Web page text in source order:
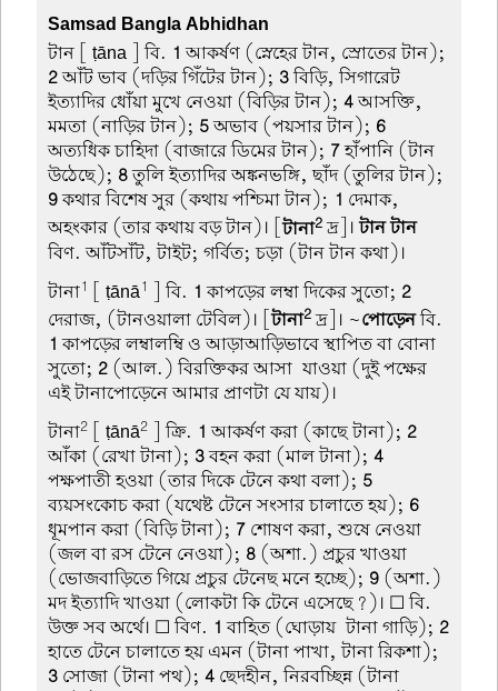
Samsad Bangla Abhidhan
টান [ ṭāna ] বি. 1 আকর্ষণ (স্নেহের টান, স্রোতের টান);
2আঁট ভাব (দড়ির গিঁটের টান); 3বিড়ি, সিগারেট
ইত্যাদির ধোঁয়া মুখে নেওয়া (বিড়ির টান);4আসক্তি,
মমতা (নাড়ির টান); 5অভাব (পয়সার টান); 6
অত্যধিক চাহিদা (বাজারে ডিমের টান); 7হাঁপানি (টান
উঠেছে); 8তুলি ইত্যাদির অঙ্কনভঙ্গি, ছাঁদ (তুলির টান);
9কথার বিশেষ সুর (কথায় পশ্চিমা টান); 1 দেমাক,
অহংকার (তার কথায় বড় টান)। [টানা2দ্র]।টান টান
বিণ. আঁটসাঁট, টাইট; গর্বিত; চড়া (টান টান কথা)।
টানা1 [ ṭānā1 ] বি. 1 কাপড়ের লম্বা দিকের সুতো; 2
দেরাজ, (টানওয়ালা টেবিল)। [টানা2দ্র]। ~পোড়েনবি.
1 কাপড়ের লম্বালম্বি ও আড়াআড়িভাবে স্থাপিত বা বোনা
সুতো; 2 (আল.) বিরক্তিকর আসা-যাওয়া (দুই পক্ষের
এই টানাপোড়েনে আমার প্রাণটা যে যায়)।
টানা2 [ ṭānā2 ] ক্রি. 1 আকর্ষণ করা (কাছে টানা); 2
আঁকা (রেখা টানা); 3বহন করা (মাল টানা);4
পক্ষপাতী হওয়া (তার দিকে টেনে কথা বলা); 5
ব্যয়সংকোচ করা (যথেষ্ট টেনে সংসার চালাতে হয়); 6
ধূমপান করা (বিড়ি টানা); 7 শোষণ করা, শুষে নেওয়া
(জল বা রস টেনে নেওয়া); 8 (অশা.) প্রচুর খাওয়া
(ভোজবাড়িতে গিয়ে প্রচুর টেনেছ মনে হচ্ছে); 9 (অশা.)
মদ ইত্যাদি খাওয়া (লোকটা কি টেনে এসেছে?)। ☐ বি.
উক্ত সব অর্থে। ☐ বিণ. 1 বাহিত (ঘোড়ায়-টানা গাড়ি); 2
হাতে টেনে চালাতে হয় এমন (টানা পাখা, টানা রিকশা);
3 সোজা (টানা পথ);4 ছেদহীন, নিরবচ্ছিন্ন (টানা